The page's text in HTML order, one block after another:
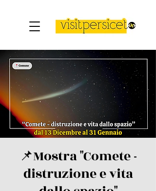
📌Mostra "Comete -
distruzione e vita